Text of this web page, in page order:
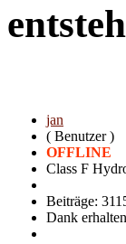
jan
( Benutzer )
OFFLINE
Class F
Beiträge:
Dank